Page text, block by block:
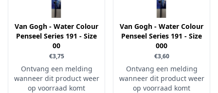
Van Gogh - Water Colour
Penseel Series 191 - Size
00
€3,75
Ontvang een melding
wanneer dit product weer
op voorraad komt
Van Gogh - Water Colour
Penseel Series 191 - Size
000
€3,60
Ontvang een melding
wanneer dit product weer
op voorraad komt